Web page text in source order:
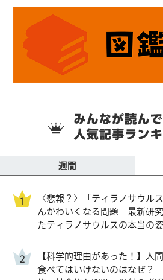
週間
〈悲報？〉「ティラノサウル
んかわいくなる問題 最新研
たティラノサウルスの本当の姿
【科学的理由があった！】人
食べてはいけないのはなぜ？